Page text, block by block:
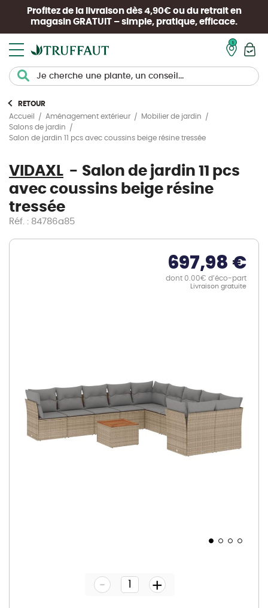
Profitez de la livraison dès 4,90€ ou du retrait en
magasin GRATUIT – simple, pratique, efficace.
RETOUR
Accueil
Aménagement extérieur
Mobilier de jardin
Salons de jardin
Salon de jardin 11 pcs avec coussins beige résine tressée
VIDAXL
Salon de jardin 11 pcs
avec coussins beige résine
tressée
Réf. : 84786a85
697,98 €
dont 0.00€ d’éco-part
Livraison gratuite
- +